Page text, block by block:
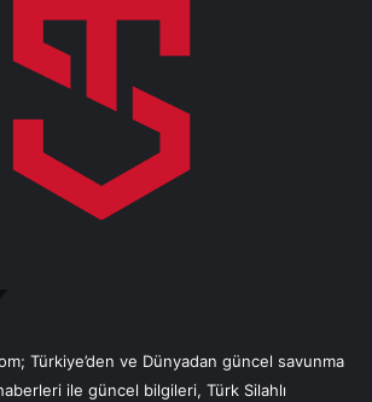
Türkiye’den ve Dünyadan güncel savunma
ile güncel bilgileri, Türk Silahlı